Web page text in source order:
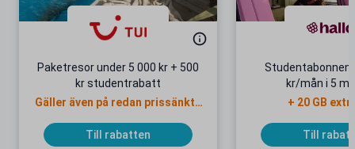
Paketresor under 5 000 kr + 500
kr studentrabatt
Gäller även på redan prissänkta
Till rabatten
kr/mån i 5
+ 20 GB
Till